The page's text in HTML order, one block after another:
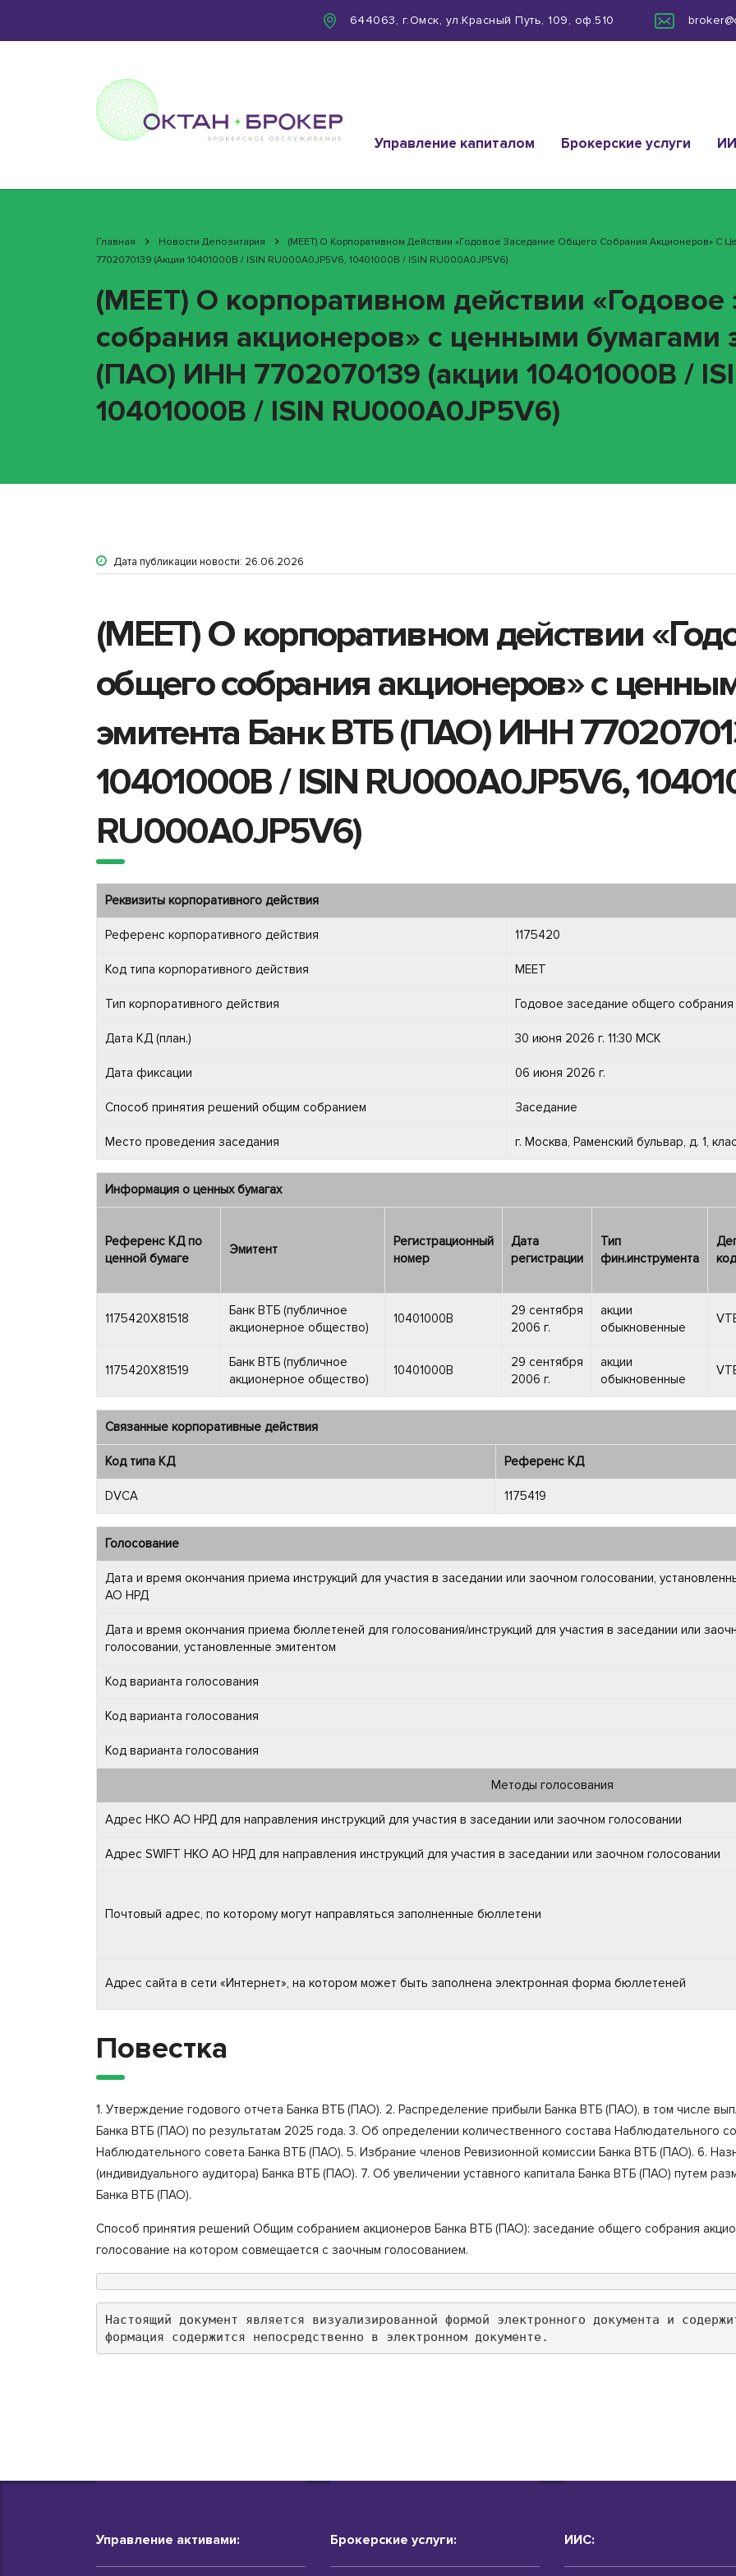
644063, г.Омск, ул.Красный Путь, 109, оф.510
Управление капиталом Брокерские услуги
Главная Новости Депозитария
(MEET) О Корпоративном Действии «Годовое Заседание Общего Собрания Акционеров» С
7702070139 (акции 10401000B / ISIN RU000A0JP5V6, 10401000B / ISIN RU000A0JP5V6)
(MEET) О корпоративном действии
собрания акционеров» с ценными бумагами
(ПАО) ИНН 7702070139 (акции 10401000B /
10401000B / ISIN RU000A0JP5V6)
Дата публикации новости: 26.06.2026
(MEET) О корпоративном действии
общего собрания акционеров» с
эмитента Банк ВТБ (ПАО) ИНН
10401000B / ISIN RU000A0JP5V6,
RU000A0JP5V6)
Реквизиты корпоративного действия
Референс корпоративного действия 1175420
Код типа корпоративного действия MEET
Тип корпоративного действия Годовое заседание общего собрания
Дата КД (план.) 30 июня 2026 г. 11:30 МСК
Дата фиксации 06 июня 2026 г.
Способ принятия решений общим собранием Заседание
Место проведения заседания г. Москва, Раменский бульвар, д. 1,
Информация о ценных бумагах
Референс КД по
ценной бумаге
Эмитент
Регистрационный
номер
Дата
регистрации
Тип
фин.инструмента
1175420X81518
Банк ВТБ (публичное
акционерное общество)
10401000B
29 сентября
2006 г.
акции
обыкновенные
1175420X81519
Банк ВТБ (публичное
акционерное общество)
10401000B
29 сентября
2006 г.
акции
обыкновенные
Связанные корпоративные действия
Код типа КД Референс КД
DVCA 1175419
Голосование
Дата и время окончания приема инструкций для участия в заседании или заочном голосовании,
АО НРД
Дата и время окончания приема бюллетеней для голосования/инструкций для участия в заседании или
голосовании, установленные эмитентом
Код варианта голосования
Код варианта голосования
Код варианта голосования
Методы голосования
Адрес НКО АО НРД для направления инструкций для участия в заседании или заочном голосовании
Адрес SWIFT НКО АО НРД для направления инструкций для участия в заседании или заочном голосовании
Почтовый адрес, по которому могут направляться заполненные бюллетени
Адрес сайта в сети «Интернет», на котором может быть заполнена электронная форма бюллетеней
Повестка
1. Утверждение годового отчета Банка ВТБ (ПАО). 2. Распределение прибыли Банка ВТБ (ПАО), в том числе
Банка ВТБ (ПАО) по результатам 2025 года. 3. Об определении количественного состава Наблюдательного
Наблюдательного совета Банка ВТБ (ПАО). 5. Избрание членов Ревизионной комиссии Банка ВТБ (ПАО). 6.
(индивидуального аудитора) Банка ВТБ (ПАО). 7. Об увеличении уставного капитала Банка ВТБ (ПАО) путем
Банка ВТБ (ПАО).
Способ принятия решений Общим собранием акционеров Банка ВТБ (ПАО): заседание общего собрания
голосование на котором совмещается с заочным голосованием.
Настоящий документ является визуализированной формой электронного документа и
формация содержится непосредственно в электронном документе.
Управление активами: Брокерские услуги: ИИС: